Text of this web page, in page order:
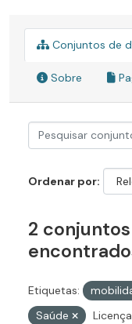
Conjuntos de
Sobre
Ordenar por
2
Etiquetas:
Saúde